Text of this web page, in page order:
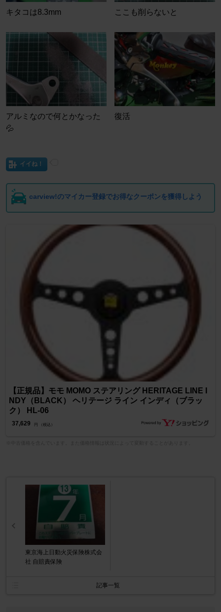
キタコは8.3mm ここも削らないと
アルミなので何とかなった
💦
復活
イイね！
carview!のマイカー登録でお得なクーポンを獲得しよう
【正規品】モモ MOMO ステアリング HERITAGE LINE I
NDY（BLACK） ヘリテージ ライン インディ（ブラッ
ク） HL-06
37,629 円 （税込）
東京海上日動火災保険株式会
社 自賠責保険
記事一覧